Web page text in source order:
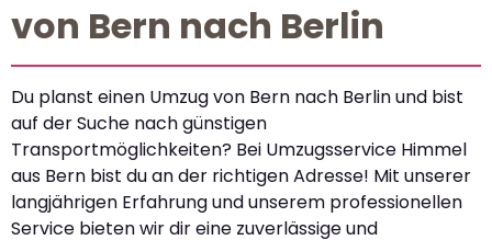
von Bern nach Berlin
Du planst einen Umzug von Bern nach Berlin und bist
auf der Suche nach günstigen
Transportmöglichkeiten? Bei Umzugsservice Himmel
aus Bern bist du an der richtigen Adresse! Mit unserer
langjährigen Erfahrung und unserem professionellen
Service bieten wir dir eine zuverlässige und